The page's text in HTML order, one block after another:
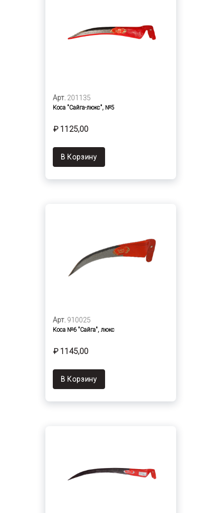
Арт. 201135
Коса "Сайга-люкс", №5
₽ 1125,00
В Корзину
Арт. 910025
Коса №6 "Сайга", люкс
₽ 1145,00
В Корзину